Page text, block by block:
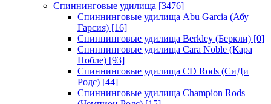
Спиннинговые удилища [3476]
Спиннинговые удилища Abu Garcia (Абу
Гарсия) [16]
Спиннинговые удилища Berkley (Беркли) [0]
Спиннинговые удилища Cara Noble (Кара
Нобле) [93]
Спиннинговые удилища CD Rods (СиДи
Родс) [44]
Спиннинговые удилища Champion Rods